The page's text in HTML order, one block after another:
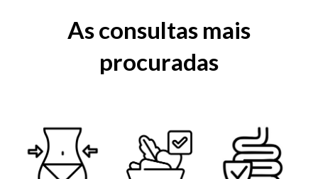
As consultas mais
procuradas